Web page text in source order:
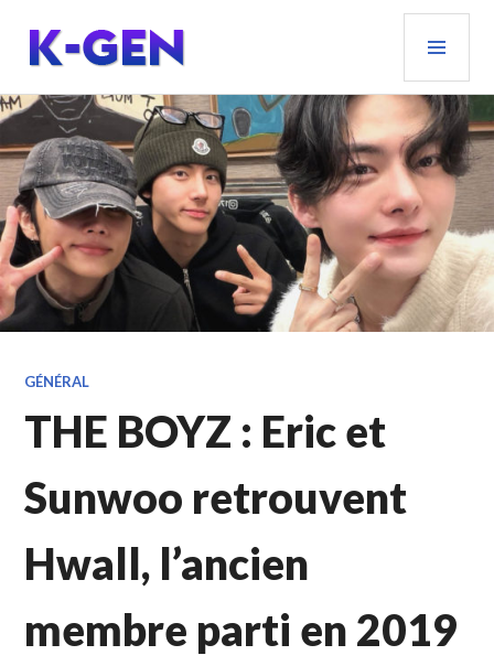
contenu
principal
K-GEN
GÉNÉRAL
THE BOYZ : Eric et
Sunwoo retrouvent
Hwall, l’ancien
membre parti en 2019